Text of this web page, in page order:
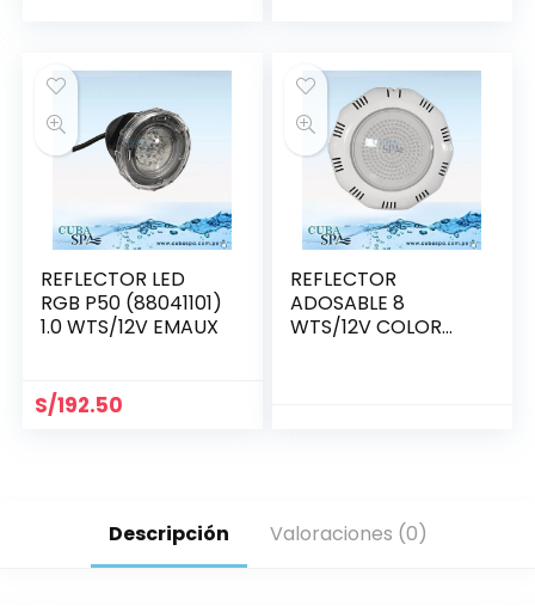
REFLECTOR LED
RGB P50 (88041101)
1.0 WTS/12V EMAUX
S/192.50
REFLECTOR
ADOSABLE 8
WTS/12V COLOR
Descripción Valoraciones (0)